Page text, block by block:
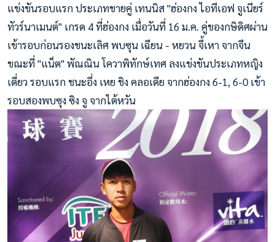
แข่งขันรอบแรก ประเภทชายคู่ เทนนิส "ฮ่องกง ไอทีเอฟ จูเนียร์
ทัวร์นาเมนต์" เกรด 4 ที่ฮ่องกง เมื่อวันที่ 16 ม.ค. คู่ของกษิดิศผ่าน
เข้ารอบก่อนรองชนะเลิศ พบซุน เฉียน - หยวน จี้เหา จากจีน
ขณะที่ "แน็ต" พัณณิน โควาพิทักษ์เทศ ลงแข่งขันประเภทหญิง
เดี่ยว รอบแรก ชนะอึ่ง เหย ชิง คลอเดีย จากฮ่องกง 6-1, 6-0 เข้า
รอบสองพบซุง ซิง จู จากไต้หวัน